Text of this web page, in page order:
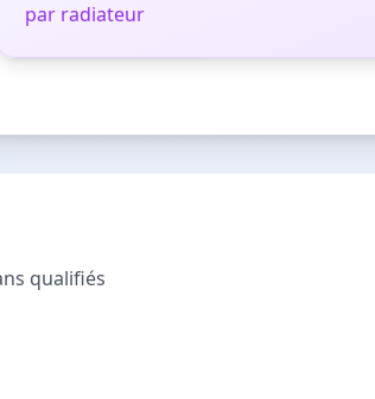
par radiateur
qualifiés